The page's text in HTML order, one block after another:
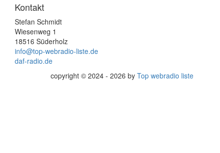
Kontakt
Stefan Schmidt
Wiesenweg 1
18516 Süderholz
info@top-webradio-liste.de
daf-radio.de
copyright © 2024 - 2026 by Top webradio liste